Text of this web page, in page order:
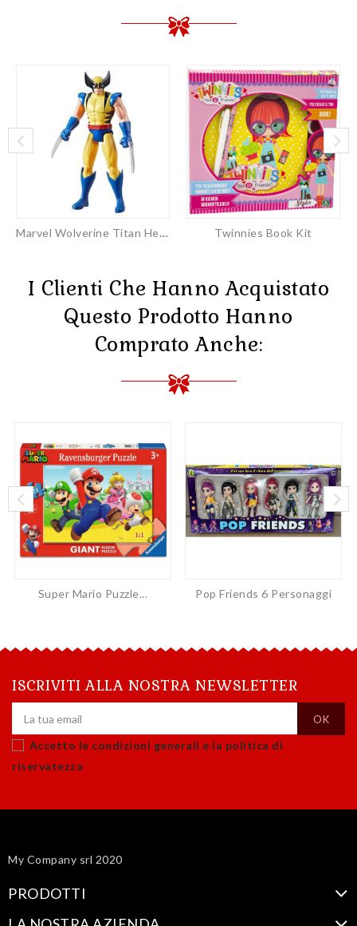
Marvel Wolverine Titan Hero... Twinnies Book Kit
I Clienti Che Hanno Acquistato
Questo Prodotto Hanno
Comprato Anche:
Super Mario Puzzle... Pop Friends 6 Personaggi
ISCRIVITI ALLA NOSTRA NEWSLETTER
Accetto le condizioni generali e la politica di
riservatezza
My Company srl 2020
PRODOTTI